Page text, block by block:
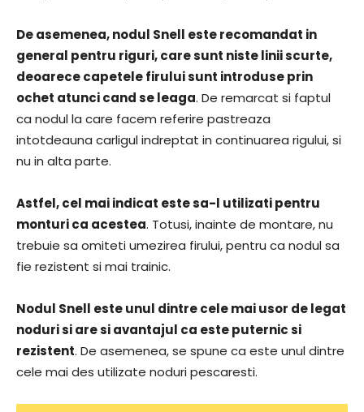
De asemenea, nodul Snell este recomandat in
general pentru riguri, care sunt niste linii scurte,
deoarece capetele firului sunt introduse prin
ochet atunci cand se leaga. De remarcat si faptul
ca nodul la care facem referire pastreaza
intotdeauna carligul indreptat in continuarea rigului, si
nu in alta parte.
Astfel, cel mai indicat este sa-l utilizati pentru
monturi ca acestea. Totusi, inainte de montare, nu
trebuie sa omiteti umezirea firului, pentru ca nodul sa
fie rezistent si mai trainic.
Nodul Snell este unul dintre cele mai usor de legat
noduri si are si avantajul ca este puternic si
rezistent. De asemenea, se spune ca este unul dintre
cele mai des utilizate noduri pescaresti.